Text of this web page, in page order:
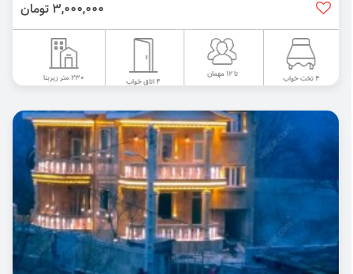
3,000,000 تومان
4 تخت خواب تا 12 مهمان
4 اتاق خواب 230 متر زیربنا